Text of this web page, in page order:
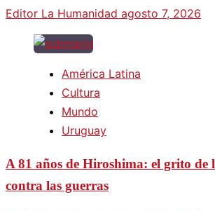
Editor La Humanidad agosto 7, 2026
América Latina
Cultura
Mundo
Uruguay
A 81 años de Hiroshima: el grito de
contra las guerras